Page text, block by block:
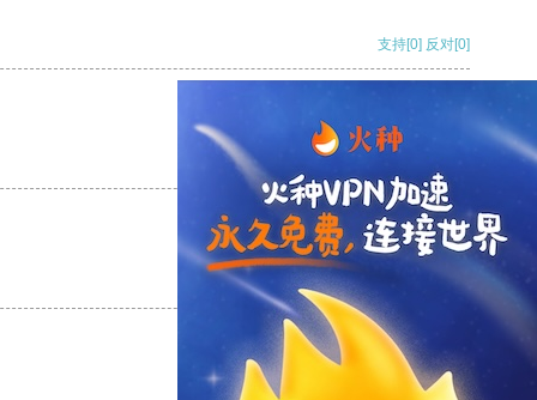
支持[0] 反对[0]
反对